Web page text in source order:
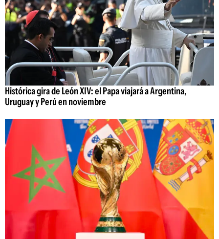
Histórica gira de León XIV: el Papa viajará a Argentina,
Uruguay y Perú en noviembre